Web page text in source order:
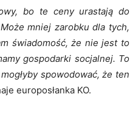
bo te ceny urastają do
mniej zarobku dla tych,
świadomość, że nie jest to
gospodarki socjalnej. To
spowodować, że ten
europosłanka KO.